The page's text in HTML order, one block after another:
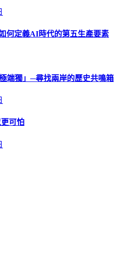
何定義AI時代的第五生產要素
端獨」─尋找兩岸的歷史共鳴箱
可怕